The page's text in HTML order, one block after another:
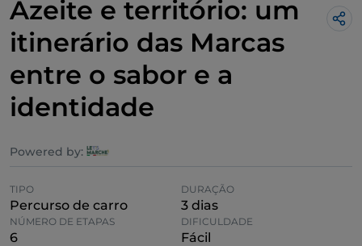
Azeite e território: um
itinerário das Marcas
entre o sabor e a
identidade
Powered by:
TIPO
Percurso de carro
DURAÇÃO
3 dias
NÚMERO DE ETAPAS
6
DIFICULDADE
Fácil